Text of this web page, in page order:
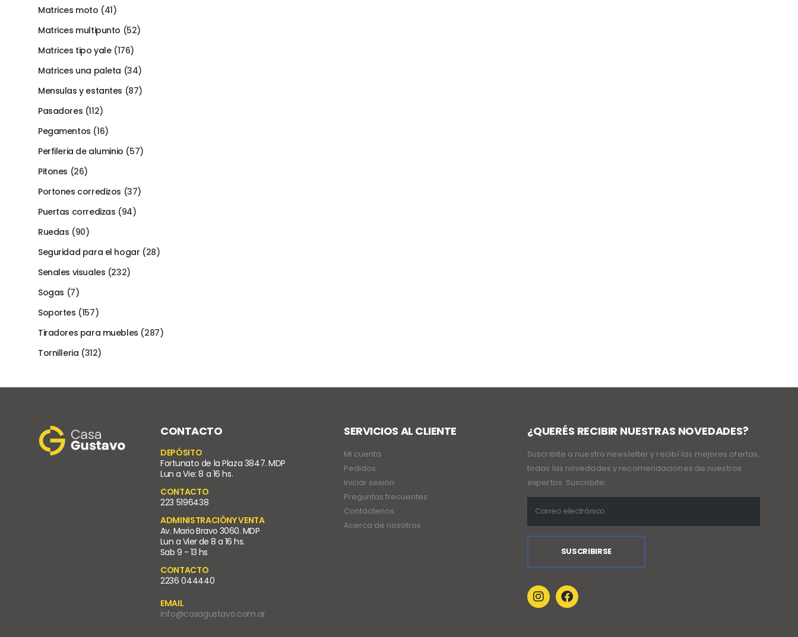
Matrices moto (41)
Matrices multipunto (52)
Matrices tipo yale (176)
Matrices una paleta (34)
Mensulas y estantes (87)
Pasadores (112)
Pegamentos (16)
Perfileria de aluminio (57)
Pitones (26)
Portones corredizos (37)
Puertas corredizas (94)
Ruedas (90)
Seguridad para el hogar (28)
Senales visuales (232)
Sogas (7)
Soportes (157)
Tiradores para muebles (287)
Tornilleria (312)
CONTACTO
DEPÓSITO
Fortunato de la Plaza 3847. MDP
Lun a Vie: 8 a 16 hs.
CONTACTO
223 5196438
ADMINISTRACIÓNY VENTA
Av. Mario Bravo 3060. MDP
Lun a Vier de 8 a 16 hs.
Sab 9 - 13 hs
CONTACTO
2236 044440
EMAIL
info@casagustavo.com.ar
SERVICIOS AL CLIENTE
Mi cuenta
Pedidos
Iniciar sesión
Preguntas frecuentes
Contáctenos
Acerca de nosotros
¿QUERÉS RECIBIR NUESTRAS NOVEDADES?
Suscribite a nuestro newsletter y recibí las mejores ofertas,
todas las novedades y recomendaciones de nuestros
expertos. Suscribite: